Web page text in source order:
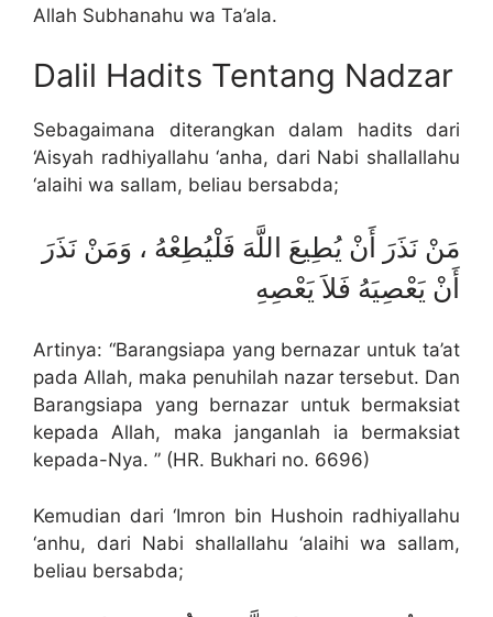
Allah Subhanahu wa Ta’ala.
Dalil Hadits Tentang Nadzar
Sebagaimana diterangkan dalam hadits dari
‘Aisyah radhiyallahu ‘anha, dari Nabi shallallahu
‘alaihi wa sallam, beliau bersabda;
مَنْ نَذَرَ أَنْ يُطِيعَ اللَّهَ فَلْيُطِعْهُ ، وَمَنْ نَذَرَ
أَنْ يَعْصِيَهُ فَلاَ يَعْصِهِ
Artinya: “Barangsiapa yang bernazar untuk ta’at
pada Allah, maka penuhilah nazar tersebut. Dan
Barangsiapa yang bernazar untuk bermaksiat
kepada Allah, maka janganlah ia bermaksiat
kepada-Nya. ” (HR. Bukhari no. 6696)
Kemudian dari ‘Imron bin Hushoin radhiyallahu
‘anhu, dari Nabi shallallahu ‘alaihi wa sallam,
beliau bersabda;